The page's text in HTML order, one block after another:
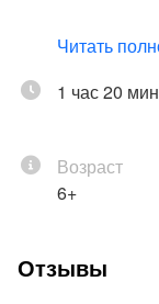
«Священная
Молчанов
«Вот
Романс
Баснер
Читать
1 час 20 мин
Возраст
6+
Отзывы